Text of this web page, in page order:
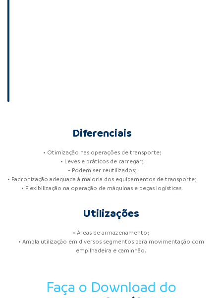
Diferenciais
• Otimização nas operações de transporte;
• Leves e práticos de carregar;
• Podem ser reutilizados;
• Padronização adequada à maioria dos equipamentos de transporte;
• Flexibilização na operação de máquinas e peças logísticas.
Utilizações
• Áreas de armazenamento;
• Ampla utilização em diversos segmentos para movimentação com
empilhadeira e caminhão.
Faça o Download do